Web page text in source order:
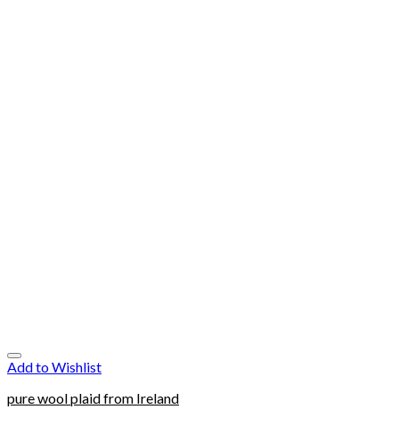
Add to Wishlist
pure wool plaid from Ireland